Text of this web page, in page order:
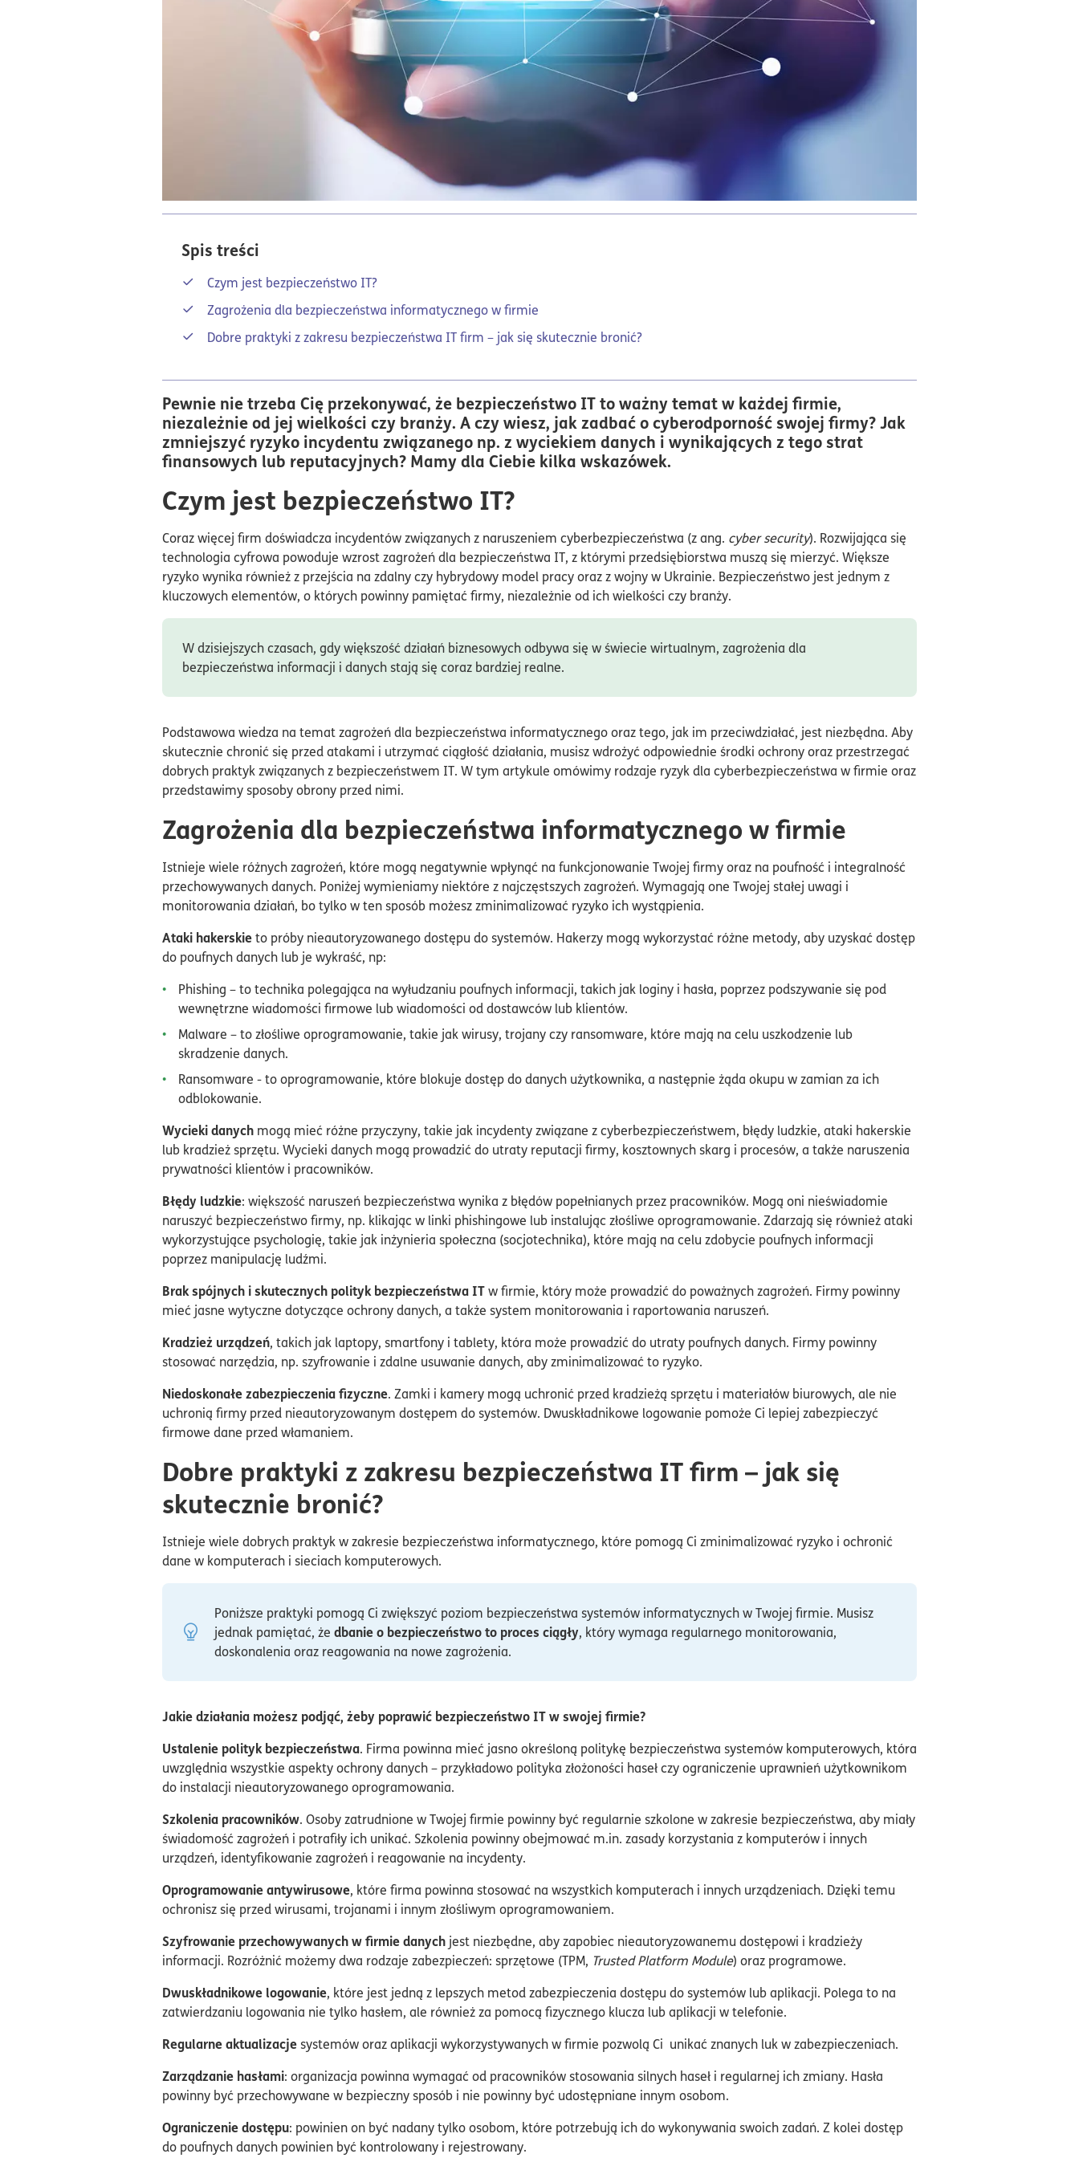
Spis treści
Czym jest bezpieczeństwo IT?
Zagrożenia dla bezpieczeństwa informatycznego w firmie
Dobre praktyki z zakresu bezpieczeństwa IT firm – jak się skutecznie bronić?
Pewnie nie trzeba Cię przekonywać, że bezpieczeństwo IT to ważny temat w każdej firmie,
niezależnie od jej wielkości czy branży. A czy wiesz, jak zadbać o cyberodporność swojej firmy? Jak
zmniejszyć ryzyko incydentu związanego np. z wyciekiem danych i wynikających z tego strat
finansowych lub reputacyjnych? Mamy dla Ciebie kilka wskazówek.
Czym jest bezpieczeństwo IT?
Coraz więcej firm doświadcza incydentów związanych z naruszeniem cyberbezpieczeństwa (z ang. cyber security). Rozwijająca się
technologia cyfrowa powoduje wzrost zagrożeń dla bezpieczeństwa IT, z którymi przedsiębiorstwa muszą się mierzyć. Większe
ryzyko wynika również z przejścia na zdalny czy hybrydowy model pracy oraz z wojny w Ukrainie. Bezpieczeństwo jest jednym z
kluczowych elementów, o których powinny pamiętać firmy, niezależnie od ich wielkości czy branży.
W dzisiejszych czasach, gdy większość działań biznesowych odbywa się w świecie wirtualnym, zagrożenia dla
bezpieczeństwa informacji i danych stają się coraz bardziej realne.
Podstawowa wiedza na temat zagrożeń dla bezpieczeństwa informatycznego oraz tego, jak im przeciwdziałać, jest niezbędna. Aby
skutecznie chronić się przed atakami i utrzymać ciągłość działania, musisz wdrożyć odpowiednie środki ochrony oraz przestrzegać
dobrych praktyk związanych z bezpieczeństwem IT. W tym artykule omówimy rodzaje ryzyk dla cyberbezpieczeństwa w firmie oraz
przedstawimy sposoby obrony przed nimi.
Zagrożenia dla bezpieczeństwa informatycznego w firmie
Istnieje wiele różnych zagrożeń, które mogą negatywnie wpłynąć na funkcjonowanie Twojej firmy oraz na poufność i integralność
przechowywanych danych. Poniżej wymieniamy niektóre z najczęstszych zagrożeń. Wymagają one Twojej stałej uwagi i
monitorowania działań, bo tylko w ten sposób możesz zminimalizować ryzyko ich wystąpienia.
Ataki hakerskieto próby nieautoryzowanego dostępu do systemów. Hakerzy mogą wykorzystać różne metody, aby uzyskać dostęp
do poufnych danych lub je wykraść, np:
Phishing – to technika polegająca na wyłudzaniu poufnych informacji, takich jak loginy i hasła, poprzez podszywanie się pod
wewnętrzne wiadomości firmowe lub wiadomości od dostawców lub klientów.
Malware – to złośliwe oprogramowanie, takie jak wirusy, trojany czy ransomware, które mają na celu uszkodzenie lub
skradzenie danych.
Ransomware - to oprogramowanie, które blokuje dostęp do danych użytkownika, a następnie żąda okupu w zamian za ich
odblokowanie.
Wycieki danych mogą mieć różne przyczyny, takie jak incydenty związane z cyberbezpieczeństwem, błędy ludzkie, ataki hakerskie
lub kradzież sprzętu. Wycieki danych mogą prowadzić do utraty reputacji firmy, kosztownych skarg i procesów, a także naruszenia
prywatności klientów i pracowników.
Błędy ludzkie: większość naruszeń bezpieczeństwa wynika z błędów popełnianych przez pracowników. Mogą oni nieświadomie
naruszyć bezpieczeństwo firmy, np. klikając w linki phishingowe lub instalując złośliwe oprogramowanie. Zdarzają się również ataki
wykorzystujące psychologię, takie jak inżynieria społeczna (socjotechnika), które mają na celu zdobycie poufnych informacji
poprzez manipulację ludźmi.
Brak spójnych i skutecznych polityk bezpieczeństwa ITw firmie, który może prowadzić do poważnych zagrożeń. Firmy powinny
mieć jasne wytyczne dotyczące ochrony danych, a także system monitorowania i raportowania naruszeń.
Kradzież urządzeń, takich jak laptopy, smartfony i tablety, która może prowadzić do utraty poufnych danych. Firmy powinny
stosować narzędzia, np. szyfrowanie i zdalne usuwanie danych, aby zminimalizować to ryzyko.
Niedoskonałe zabezpieczenia fizyczne. Zamki i kamery mogą uchronić przed kradzieżą sprzętu i materiałów biurowych, ale nie
uchronią firmy przed nieautoryzowanym dostępem do systemów. Dwuskładnikowe logowanie pomoże Ci lepiej zabezpieczyć
firmowe dane przed włamaniem.
Dobre praktyki z zakresu bezpieczeństwa IT firm – jak się
skutecznie bronić?
Istnieje wiele dobrych praktyk w zakresie bezpieczeństwa informatycznego, które pomogą Ci zminimalizować ryzyko i ochronić
dane w komputerach i sieciach komputerowych.
Poniższe praktyki pomogą Ci zwiększyć poziom bezpieczeństwa systemów informatycznych w Twojej firmie. Musisz
jednak pamiętać, że dbanie o bezpieczeństwo to proces ciągły, który wymaga regularnego monitorowania,
doskonalenia oraz reagowania na nowe zagrożenia.
Jakie działania możesz podjąć, żeby poprawić bezpieczeństwo IT w swojej firmie?
Ustalenie polityk bezpieczeństwa. Firma powinna mieć jasno określoną politykę bezpieczeństwa systemów komputerowych, która
uwzględnia wszystkie aspekty ochrony danych – przykładowo polityka złożoności haseł czy ograniczenie uprawnień użytkownikom
do instalacji nieautoryzowanego oprogramowania.
Szkolenia pracowników. Osoby zatrudnione w Twojej firmie powinny być regularnie szkolone w zakresie bezpieczeństwa, aby miały
świadomość zagrożeń i potrafiły ich unikać. Szkolenia powinny obejmować m.in. zasady korzystania z komputerów i innych
urządzeń, identyfikowanie zagrożeń i reagowanie na incydenty.
Oprogramowanie antywirusowe, które firma powinna stosować na wszystkich komputerach i innych urządzeniach. Dzięki temu
ochronisz się przed wirusami, trojanami i innym złośliwym oprogramowaniem.
Szyfrowanie przechowywanych w firmie danych jest niezbędne, aby zapobiec nieautoryzowanemu dostępowi i kradzieży
informacji. Rozróżnić możemy dwa rodzaje zabezpieczeń: sprzętowe (TPM, Trusted Platform Module) oraz programowe.
Dwuskładnikowe logowanie, które jest jedną z lepszych metod zabezpieczenia dostępu do systemów lub aplikacji. Polega to na
zatwierdzaniu logowania nie tylko hasłem, ale również za pomocą fizycznego klucza lub aplikacji w telefonie.
Regularne aktualizacje systemów oraz aplikacji wykorzystywanych w firmie pozwolą Ci unikać znanych luk w zabezpieczeniach.
Zarządzanie hasłami: organizacja powinna wymagać od pracowników stosowania silnych haseł i regularnej ich zmiany. Hasła
powinny być przechowywane w bezpieczny sposób i nie powinny być udostępniane innym osobom.
Ograniczenie dostępu: powinien on być nadany tylko osobom, które potrzebują ich do wykonywania swoich zadań. Z kolei dostęp
do poufnych danych powinien być kontrolowany i rejestrowany.